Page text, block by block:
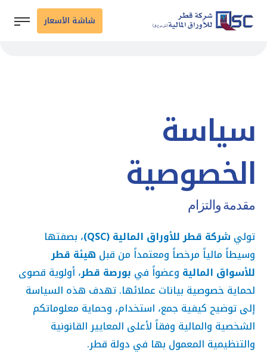
شاشة الأسعار
سياسة
الخصوصية
مقدمة والتزام
تولي شركة قطر للأوراق المالية (QSC)
، بصفتها
وسيطاً مالياً مرخصاً ومعتمداً من قبل هيئة قطر
للأسواق المالية وعضواً في بورصة قطر، أولوية قصوى
لحماية خصوصية بيانات عملائها. تهدف هذه السياسة
إلى توضيح كيفية جمع، استخدام، وحماية معلوماتكم
الشخصية والمالية وفقاً لأعلى المعايير القانونية
والتنظيمية المعمول بها في دولة قطر.